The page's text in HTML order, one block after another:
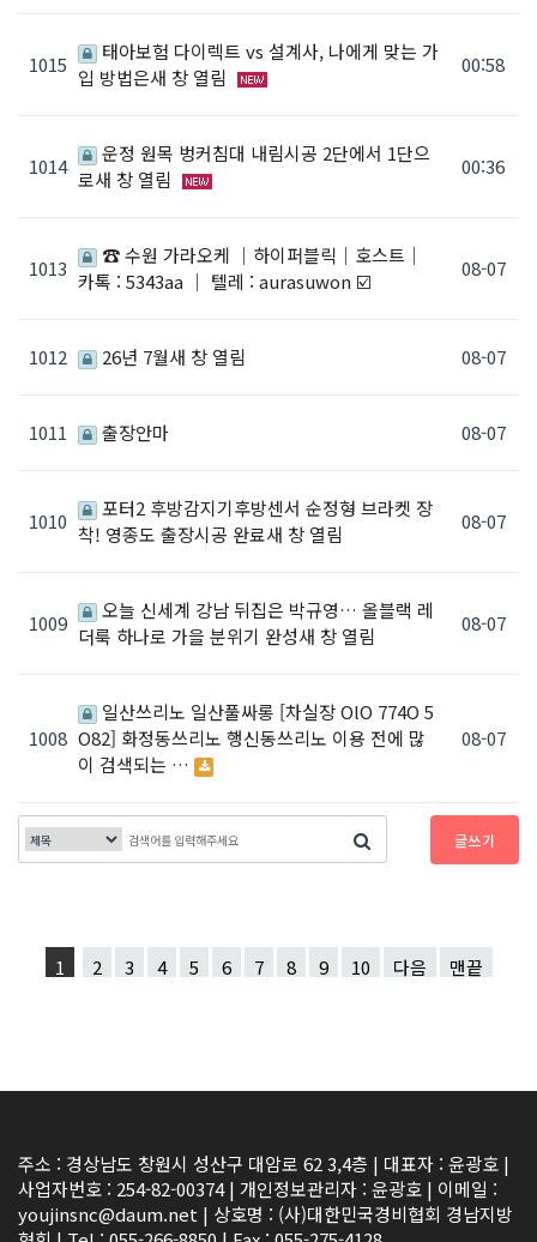
1015
태아보험 다이렉트 vs 설계사, 나에게 맞는 가
입 방법은새 창 열림
00:58
1014
운정 원목 벙커침대 내림시공 2단에서 1단으
로새 창 열림
00:36
1013
☎️ 수원 가라오케 ｜하이퍼블릭｜호스트｜
카톡 : 5343aa ｜ 텔레 : aurasuwon ☑️
08-07
1012 26년 7월새 창 열림 08-07
1011 출장안마 08-07
1010
포터2 후방감지기후방센서 순정형 브라켓 장
착! 영종도 출장시공 완료새 창 열림
08-07
1009
오늘 신세계 강남 뒤집은 박규영… 올블랙 레
더룩 하나로 가을 분위기 완성새 창 열림
08-07
1008
일산쓰리노 일산풀싸롱 [차실장 OlO 774O 5
O82] 화정동쓰리노 행신동쓰리노 이용 전에 많
이 검색되는 …
08-07
글쓰기
1 2 3 4 5 6 7 8 9 10 다음 맨끝
주소 : 경상남도 창원시 성산구 대암로 62 3,4층 | 대표자 : 윤광호 |
사업자번호 : 254-82-00374 | 개인정보관리자 : 윤광호 | 이메일 :
youjinsnc@daum.net | 상호명 : (사)대한민국경비협회 경남지방